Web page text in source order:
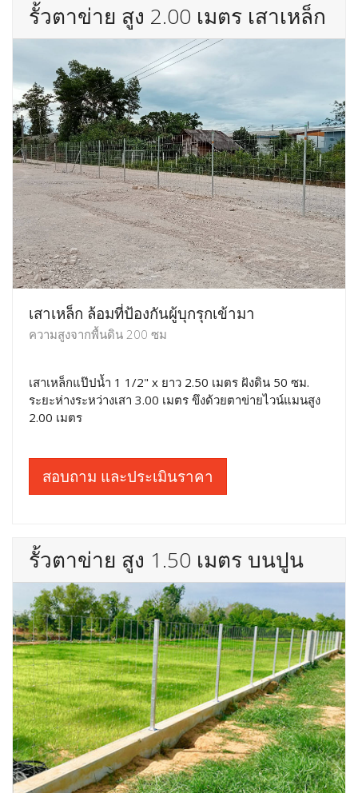
รั้วตาข่าย สูง 2.00 เมตร เสาเหล็ก
เสาเหล็ก ล้อมที่ป้องกันผู้บุกรุกเข้ามา
ความสูงจากพื้นดิน 200 ซม
เสาเหล็กแป๊ปน้ำ 1 1/2" x ยาว 2.50 เมตร ฝังดิน 50 ซม.
ระยะห่างระหว่างเสา 3.00 เมตร ขึงด้วยตาข่ายไวน์แมนสูง
2.00 เมตร
สอบถาม และประเมินราคา
รั้วตาข่าย สูง 1.50 เมตร บนปูน